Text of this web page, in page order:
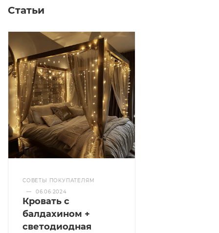
Статьи
СОВЕТЫ ПОКУПАТЕЛЯМ
—
06.06.2024
Кровать с
балдахином +
светодиодная